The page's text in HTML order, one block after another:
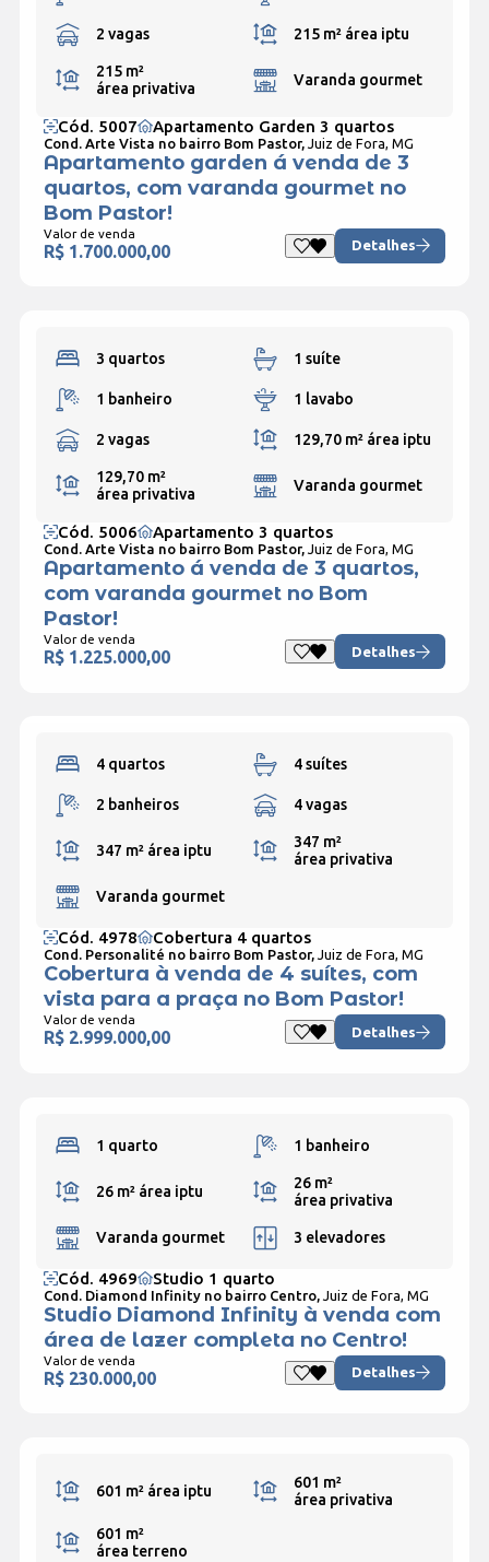
2 vagas 215 m² área iptu
215 m²
área privativa
Varanda gourmet
Cód. 5007 Apartamento Garden 3 quartos
Cond. Arte Vista no bairro Bom Pastor, Juiz de Fora, MG
Apartamento garden á venda de 3
quartos, com varanda gourmet no
Bom Pastor!
Valor de venda
R$ 1.700.000,00 Detalhes
3 quartos 1 suíte
1 banheiro 1 lavabo
2 vagas 129,70 m² área iptu
129,70 m²
área privativa
Varanda gourmet
Cód. 5006 Apartamento 3 quartos
Cond. Arte Vista no bairro Bom Pastor, Juiz de Fora, MG
Apartamento á venda de 3 quartos,
com varanda gourmet no Bom
Pastor!
Valor de venda
R$ 1.225.000,00 Detalhes
4 quartos 4 suítes
2 banheiros 4 vagas
347 m² área iptu
347 m²
área privativa
Varanda gourmet
Cód. 4978 Cobertura 4 quartos
Cond. Personalité no bairro Bom Pastor, Juiz de Fora, MG
Cobertura à venda de 4 suítes, com
vista para a praça no Bom Pastor!
Valor de venda
R$ 2.999.000,00 Detalhes
1 quarto 1 banheiro
26 m² área iptu
26 m²
área privativa
Varanda gourmet 3 elevadores
Cód. 4969 Studio 1 quarto
Cond. Diamond Infinity no bairro Centro, Juiz de Fora, MG
Studio Diamond Infinity à venda com
área de lazer completa no Centro!
Valor de venda
R$ 230.000,00 Detalhes
601 m² área iptu
601 m²
área privativa
601 m²
área terreno